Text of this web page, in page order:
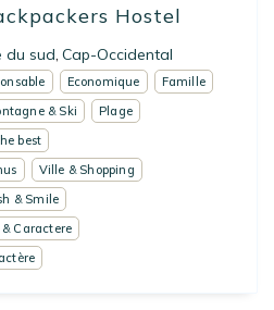
Hostel
du sud Cap-Occidental
Economique
Famille
& Ski
Plage
best
Ville & Shopping
& Smile
Caractere